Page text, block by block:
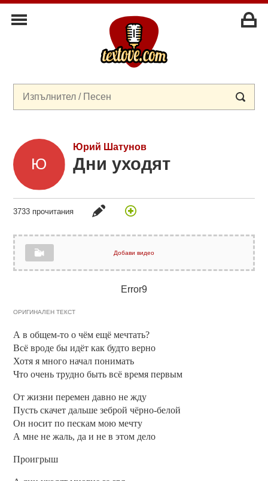
Юрий Шатунов
Дни уходят
3733 прочитания
Добави видео
Error9
ОРИГИНАЛЕН ТЕКСТ
А в общем-то о чём ещё мечтать?
Всё вроде бы идёт как будто верно
Хотя я много начал понимать
Что очень трудно быть всё время первым
От жизни перемен давно не жду
Пусть скачет дальше зеброй чёрно-белой
Он носит по пескам мою мечту
А мне не жаль, да и не в этом дело
Проигрыш